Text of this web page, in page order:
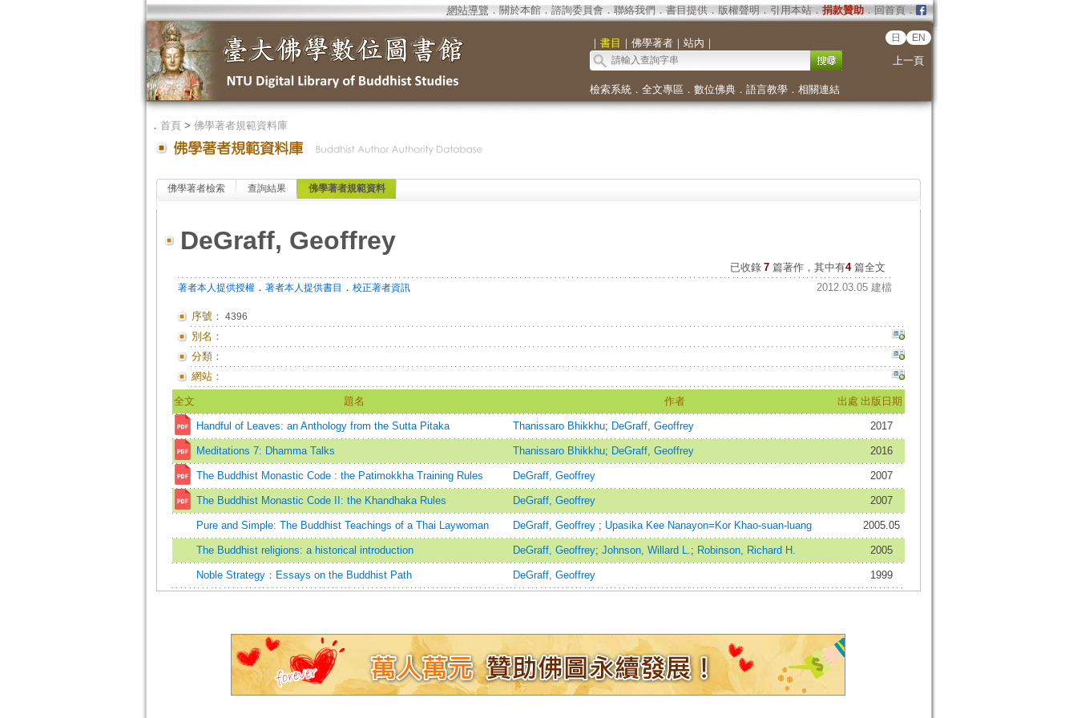
網站導覽 ． 關於本館． 諮詢委員會． 聯絡我們 ． 書目提供． 版權聲明 ． 引用本站． 捐款贊助．回首頁．
｜ 書目 ｜ 佛學著者｜ 站內 ｜ 日 EN
上一頁
檢索系統． 全文專區 ． 數位佛典． 語言教學． 相關連結
． 首頁> 佛學著者規範資料庫
佛學著者檢索 查詢結果 佛學著者規範資料
DeGraff, Geoffrey
已收錄 7 篇著作，其中有4篇全文
著者本人提供授權． 著者本人提供書目 ． 校正著者資訊 2012.03.05 建檔
序號： 4396
別名：
分類：
網站：
全文 題名 作者 出處 出版日期
Handful of Leaves: an Anthology from the Sutta Pitaka Thanissaro Bhikkhu; DeGraff, Geoffrey 2017
Meditations 7: Dhamma Talks Thanissaro Bhikkhu; DeGraff, Geoffrey 2016
The Buddhist Monastic Code : the Patimokkha Training Rules DeGraff, Geoffrey 2007
The Buddhist Monastic Code II: the Khandhaka Rules DeGraff, Geoffrey 2007
Pure and Simple: The Buddhist Teachings of a Thai Laywoman DeGraff, Geoffrey ; Upasika Kee Nanayon=Kor Khao-suan-luang 2005.05
The Buddhist religions: a historical introduction DeGraff, Geoffrey; Johnson, Willard L.; Robinson, Richard H. 2005
Noble Strategy：Essays on the Buddhist Path DeGraff, Geoffrey 1999